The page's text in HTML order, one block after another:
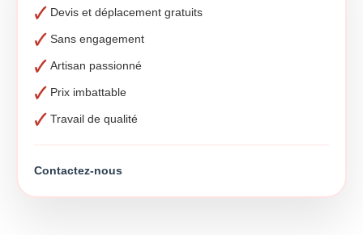
Devis et déplacement gratuits
Sans engagement
Artisan passionné
Prix imbattable
Travail de qualité
Contactez-nous